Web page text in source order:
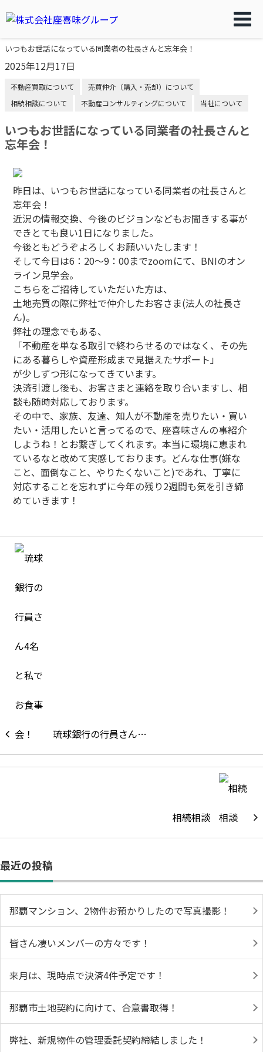
いつもお世話になっている同業者の社長さんと忘年会！
2025年12月17日
不動産買取について
売買仲介（購入・売却）について
相続相談について
不動産コンサルティングについて 当社について
いつもお世話になっている同業者の社長さんと
忘年会！
昨日は、いつもお世話になっている同業者の社長さんと
忘年会！
近況の情報交換、今後のビジョンなどもお聞きする事が
できとても良い1日になりました。
今後ともどうぞよろしくお願いいたします！
そして今日は6：20〜9：00までzoomにて、BNIのオン
ライン見学会。
こちらをご招待していただいた方は、
土地売買の際に弊社で仲介したお客さま(法人の社長さ
ん)。
弊社の理念でもある、
「不動産を単なる取引で終わらせるのではなく、その先
にある暮らしや資産形成まで見据えたサポート」
が少しずつ形になってきています。
決済引渡し後も、お客さまと連絡を取り合いますし、相
談も随時対応しております。
その中で、家族、友達、知人が不動産を売りたい・買い
たい・活用したいと言ってるので、座喜味さんの事紹介
しようね！とお繋ぎしてくれます。本当に環境に恵まれ
ているなと改めて実感しております。どんな仕事(嫌な
こと、面倒なこと、やりたくないこと)であれ、丁寧に
対応することを忘れずに今年の残り2週間も気を引き締
めていきます！
琉球銀行の行員さん…
相続相談
最近の投稿
那覇マンション、2物件お預かりしたので写真撮影！
皆さん凄いメンバーの方々です！
来月は、現時点で決済4件予定です！
那覇市土地契約に向けて、合意書取得！
弊社、新規物件の管理委託契約締結しました！